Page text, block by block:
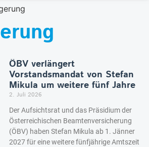
ÖBV verlängert
Vorstandsmandat von Stefan
Mikula um weitere fünf Jahre
2. Juli 2026
Der Aufsichtsrat und das Präsidium der
Österreichischen Beamtenversicherung
(ÖBV) haben Stefan Mikula ab 1. Jänner
2027 für eine weitere fünfjährige Amtszeit